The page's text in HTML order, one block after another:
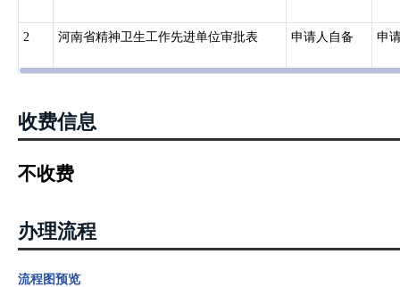
2 河南省精神卫生工作先进单位审批表 申请人自备 申
收费信息
不收费
办理流程
流程图预览